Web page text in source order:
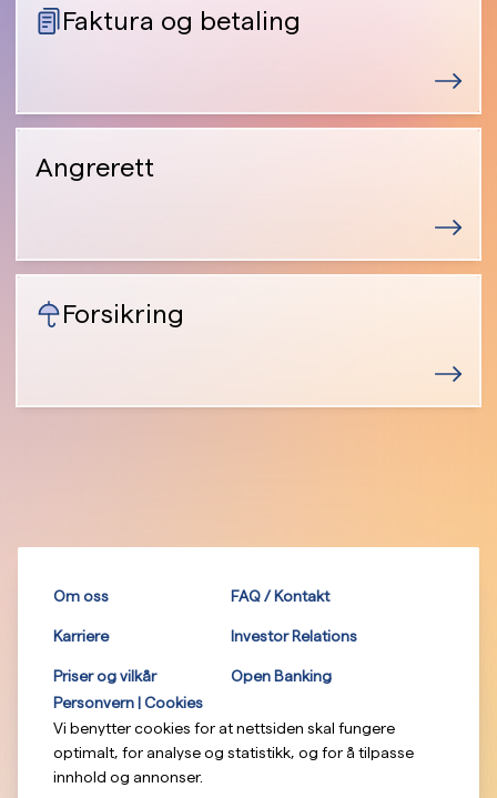
Faktura og betaling
Angrerett
Forsikring
Om oss FAQ / Kontakt
Karriere Investor Relations
Priser og vilkår
Open Banking
Personvern | Cookies
Vi benytter cookies for at nettsiden skal fungere
optimalt, for analyse og statistikk, og for å tilpasse
innhold og annonser.